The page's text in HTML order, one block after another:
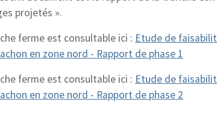
projetés ».
ferme est consultable ici : Etude de
en zone nord - Rapport de phase 1
ferme est consultable ici : Etude de
en zone nord - Rapport de phase 2